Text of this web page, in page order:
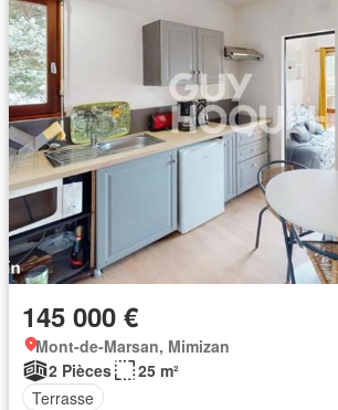
145 000 €
Mont-de-Marsan, Mimizan
2 Pièces
25 m²
Terrasse